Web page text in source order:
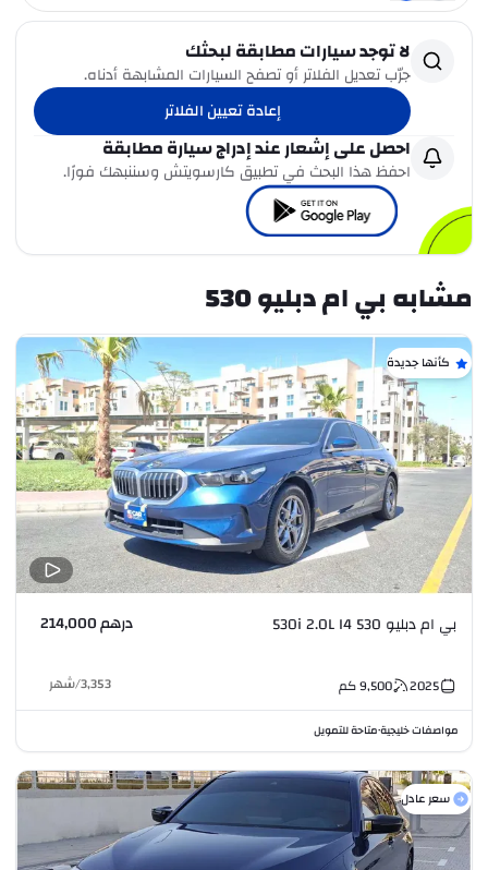
لا توجد سيارات مطابقة لبحثك
جرّب تعديل الفلاتر أو تصفح السيارات المشابهة أدناه.
إعادة تعيين الفلاتر
احصل على إشعار عند إدراج سيارة مطابقة
احفظ هذا البحث في تطبيق كارسويتش وسننبهك فورًا.
مشابه بي ام دبليو 530
كأنها جديدة
بي ام دبليو 530 530i 2.0L I4 درهم 214,000
2025
9,500كم 3,353
/شهر
مواصفات خليجية•متاحة للتمويل
سعر عادل